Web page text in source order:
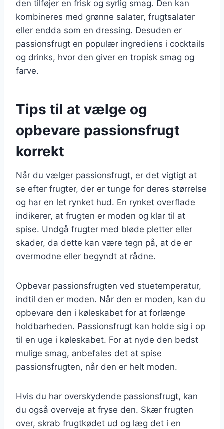
den tilføjer en frisk og syrlig smag. Den kan
kombineres med grønne salater, frugtsalater
eller endda som en dressing. Desuden er
passionsfrugt en populær ingrediens i cocktails
og drinks, hvor den giver en tropisk smag og
farve.
Tips til at vælge og
opbevare passionsfrugt
korrekt
Når du vælger passionsfrugt, er det vigtigt at
se efter frugter, der er tunge for deres størrelse
og har en let rynket hud. En rynket overflade
indikerer, at frugten er moden og klar til at
spise. Undgå frugter med bløde pletter eller
skader, da dette kan være tegn på, at de er
overmodne eller begyndt at rådne.
Opbevar passionsfrugten ved stuetemperatur,
indtil den er moden. Når den er moden, kan du
opbevare den i køleskabet for at forlænge
holdbarheden. Passionsfrugt kan holde sig i op
til en uge i køleskabet. For at nyde den bedst
mulige smag, anbefales det at spise
passionsfrugten, når den er helt moden.
Hvis du har overskydende passionsfrugt, kan
du også overveje at fryse den. Skær frugten
over, skrab frugtkødet ud og læg det i en